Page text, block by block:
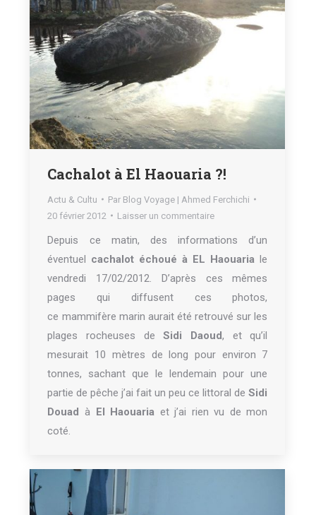
Cachalot à El Haouaria ?!
Actu & Cultu Par Blog Voyage | Ahmed Ferchichi
20 février 2012
Laisser un commentaire
Depuis ce matin, des informations d’un
éventuel cachalot échoué à EL Haouaria le
vendredi 17/02/2012. D’après ces mêmes
pages qui diffusent ces photos,
ce mammifère marin aurait été retrouvé sur les
plages rocheuses deSidi Daoud, et qu’il
mesurait 10 mètres de long pour environ 7
tonnes, sachant que le lendemain pour une
partie de pêche j’ai fait un peu ce littoral deSidi
Douad à El Haouaria et j’ai rien vu de mon
coté.